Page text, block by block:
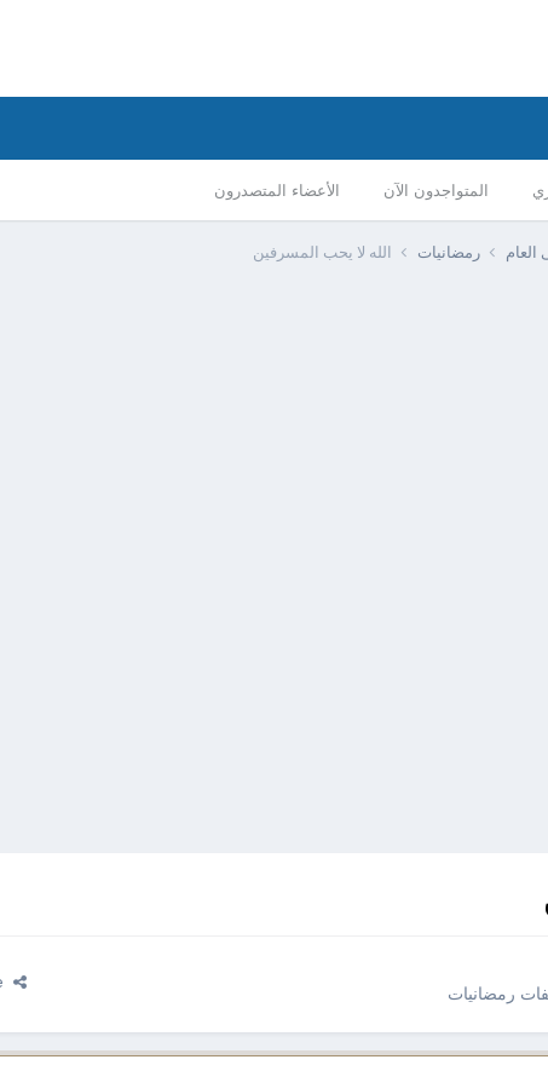
المتواجدون الآن الأعضاء المتصدرون
العام رمضانيات الله لا يحب المسرفين
رمضانيات
Share